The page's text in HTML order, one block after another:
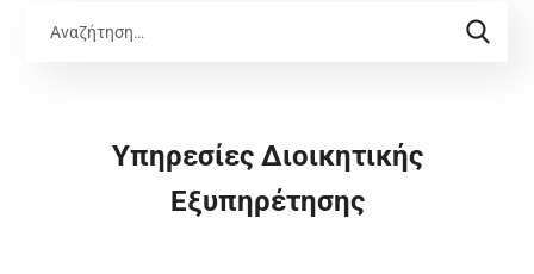
Υπηρεσίες Διοικητικής
Εξυπηρέτησης